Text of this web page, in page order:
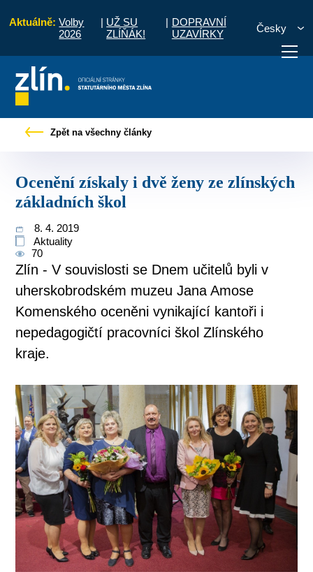
Aktuálně: Volby
2026
| UŽ SU
ZLÍŇÁK!
| DOPRAVNÍ
UZAVÍRKY
Česky
vyřídit Potřebuji zaplatit
Zpět na všechny články
Ocenění získaly i dvě ženy ze zlínských
základních škol
8. 4. 2019
Aktuality
70
Zlín - V souvislosti se Dnem učitelů byli v
uherskobrodském muzeu Jana Amose
Komenského oceněni vynikající kantoři i
nepedagogičtí pracovníci škol Zlínského
kraje.